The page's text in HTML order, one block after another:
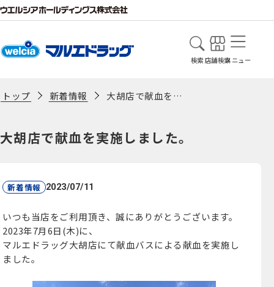
検索 店舗検索メニュー
トップ 新着情報 大胡店で献血を実施しました。
大胡店で献血を実施しました。
新着情報 2023/07/11
いつも当店をご利用頂き、誠にありがとうございます。
2023年7月6日(木)に、
マルエドラッグ大胡店にて献血バスによる献血を実施し
ました。